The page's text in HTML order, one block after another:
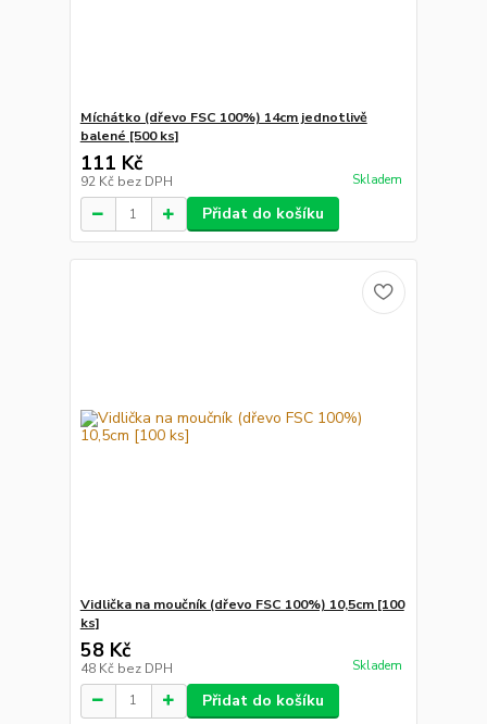
Míchátko (dřevo FSC 100%) 14cm jednotlivě
balené [500 ks]
111 Kč
92 Kč bez DPH Skladem
Přidat do košíku
Vidlička na moučník (dřevo FSC 100%) 10,5cm [100
ks]
58 Kč
48 Kč bez DPH Skladem
Přidat do košíku